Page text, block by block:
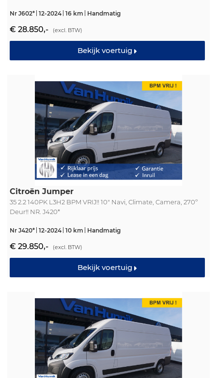
Nr J602* 12-2024 16 km Handmatig
€ 28.850,- (excl. BTW)
Bekijk voertuig
Citroën Jumper
35 2.2 140PK L3H2 BPM VRIJ!! 10" Navi, Climate, Camera, 270º
Deur!! NR. J420*
Nr J420* 12-2024 10 km Handmatig
€ 29.850,- (excl. BTW)
Bekijk voertuig